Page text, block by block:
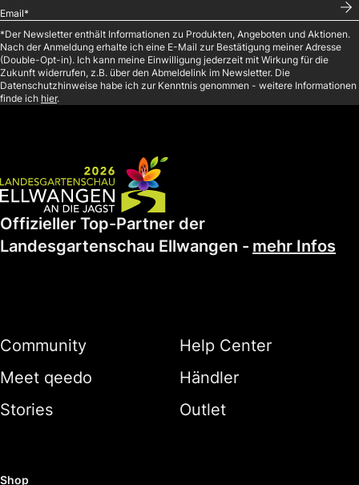
*Der Newsletter enthält Informationen zu Produkten, Angeboten und Aktionen.
Nach der Anmeldung erhalte ich eine E-Mail zur Bestätigung meiner Adresse
(Double-Opt-in). Ich kann meine Einwilligung jederzeit mit Wirkung für die
Zukunft widerrufen, z.B. über den Abmeldelink im Newsletter. Die
Datenschutzhinweise habe ich zur Kenntnis genommen - weitere Informationen
finde ich hier.
Offizieller Top-Partner der
Landesgartenschau Ellwangen - mehr Infos
Community
Meet qeedo
Stories
Help Center
Händler
Outlet
Shop